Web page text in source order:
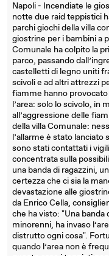
Napoli - Incendiate le
notte due raid teppistici
parchi giochi della villa
giostrine per i bambini a
Comunale ha colpito la
parco, passando
castelletti di legno uniti
scivoli e ad altri attrezzi
fiamme hanno
l’area: solo lo scivolo, in
all’aggressione delle
della villa Comunale:
l’allarme è stato lanciato
sono stati contattati i
concentrata sulla
una banda di ragazzini,
certezza che ci sia la
devastazione alle
da Enrico Cella,
che ha visto: "Una
minorenni, ha invaso
distrutto ogni cosa".
quando l’area non è